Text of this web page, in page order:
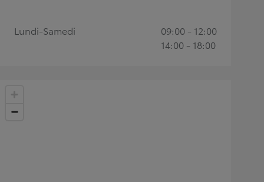
Lundi-Samedi
09:00 - 12:00
14:00 - 18:00